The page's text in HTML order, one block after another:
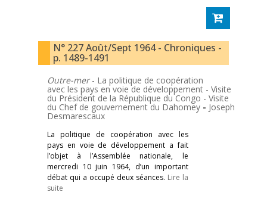
N° 227 Août/Sept 1964 - Chroniques -
p. 1489-1491
Outre-mer- La politique de coopération
avec les pays en voie de développement - Visite
du Président de la République du Congo - Visite
du Chef de gouvernement du Dahomey - Joseph
Desmarescaux
La politique de coopération avec les
pays en voie de développement a fait
l’objet à l’Assemblée nationale, le
mercredi 10 juin 1964, d’un important
débat qui a occupé deux séances. Lire la
suite